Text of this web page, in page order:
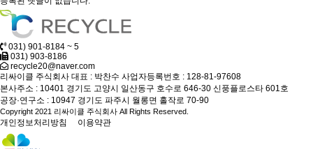
031) 901-8184 ~ 5
031) 903-8186
recycle20@naver.com
리싸이클 주식회사 대표 : 박찬수 사업자등록번호 : 128-81-97608
본사주소 : 10401 경기도 고양시 일산동구 호수로 646-30 신풍플로스타 601호
공장·연구소 : 10947 경기도 파주시 월롱면 홀작로 70-90
Copyright 2021 리싸이클 주식회사 All Rights Reserved.
개인정보처리방침 이용약관